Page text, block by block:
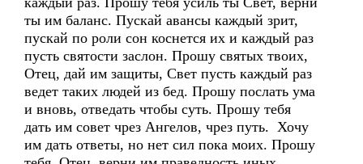
ты им баланс. Пускай авансы каждый зрит,
пускай по роли сон коснется их и каждый раз
пусть святости заслон. Прошу святых твоих,
Отец, дай им защиты, Свет пусть каждый раз
ведет таких людей из бед. Прошу послать ума
и вновь, отведать чтобы суть. Прошу тебя
дать им совет чрез Ангелов, чрез путь. Хочу
им дать ответы, но нет сил пока моих. Прошу